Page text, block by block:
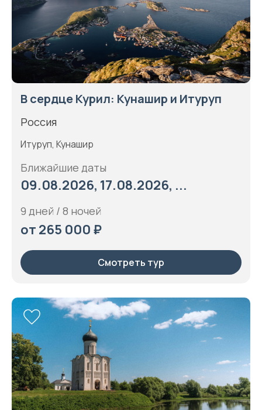
В сердце Курил: Кунашир и Итуруп
Россия
Итуруп, Кунашир
Ближайшие даты
09.08.2026, 17.08.2026, ...
9 дней / 8 ночей
от 265 000 ₽
Смотреть тур